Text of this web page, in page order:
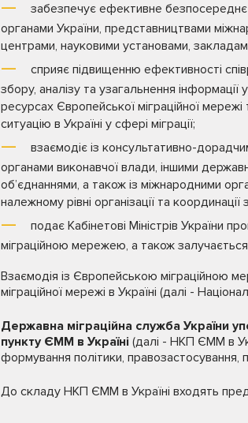
забезпечує ефективне безпосереднє
органами України, представництвами
центрами, науковими установами,
сприяє підвищенню ефективності
збору, аналізу та узагальнення
ресурсах Європейської міграційної
ситуацію в Україні у сфері міграції;
взаємодіє із консультативно-
органами виконавчої влади, іншими
об’єднаннями, а також із міжнародними
належному рівні організації та
подає Кабінетові Міністрів України
міграційною мережею, а також залучається
Взаємодія із Європейською міграційною
міграційної мережі в Україні (далі -
Державна міграційна служба України
пункту ЄММ в Україні (далі - НКП ЄММ в
формування політики, правозастосування,
До складу НКП ЄММ в Україні входять